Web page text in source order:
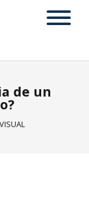
de un